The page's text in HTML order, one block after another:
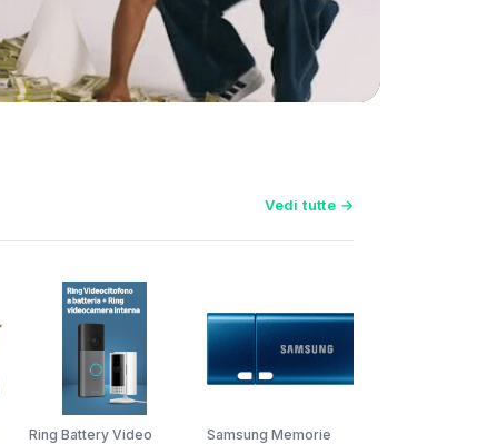
Vedi tutte →
Ring Battery Video
Samsung Memorie